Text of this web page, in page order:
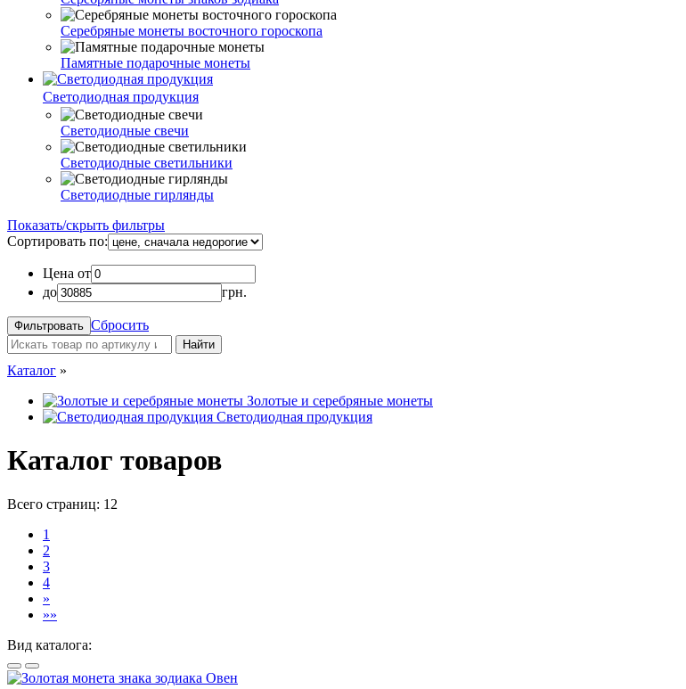
Серебряные монеты восточного гороскопа
Памятные подарочные монеты
Светодиодная продукция
Светодиодные свечи
Светодиодные светильники
Светодиодные гирлянды
Показать/скрыть фильтры
Сортировать по:
Цена от
до
грн.
Сбросить
Найти
Каталог »
Золотые и серебряные монеты
Светодиодная продукция
Каталог товаров
Всего страниц: 12
1
2
3
4
»
»»
Вид каталога: